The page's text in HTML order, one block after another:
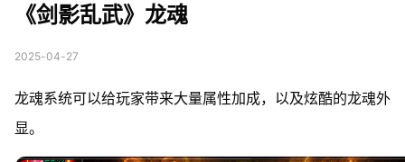
《剑影乱武》龙魂
2025-04-27
龙魂系统可以给玩家带来大量属性加成，以及炫酷的龙魂外
显。